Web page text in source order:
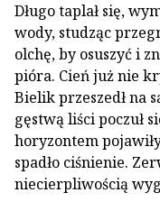
Długo taplał się,
wody, studząc
olchę, by osuszyć i
pióra. Cień już nie
Bielik przeszedł na
gęstwą liści poczuł
horyzontem
spadło ciśnienie.
niecierpliwością